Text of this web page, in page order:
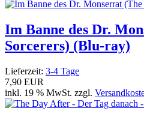
Im Banne des Dr.
Sorcerers) (Blu-ray)
Lieferzeit: 3-4 Tage
7,90 EUR
inkl. 19 % MwSt. zzgl.